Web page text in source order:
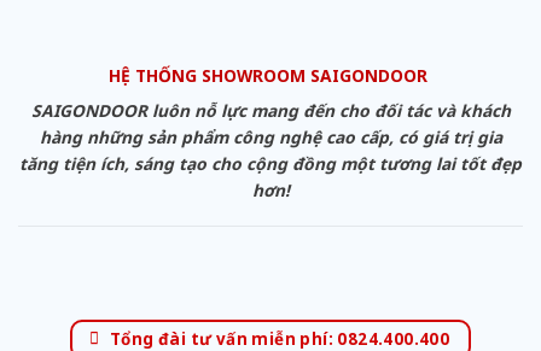
HỆ THỐNG SHOWROOM SAIGONDOOR
SAIGONDOOR luôn nỗ lực mang đến cho đối tác và khách
hàng những sản phẩm công nghệ cao cấp, có giá trị gia
tăng tiện ích, sáng tạo cho cộng đồng một tương lai tốt đẹp
hơn!
Tổng đài tư vấn miễn phí: 0824.400.400